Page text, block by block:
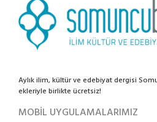
Aylık ilim, kültür ve edebiyat dergisi
ekleriyle birlikte ücretsiz!
MOBİL UYGULAMALARIMIZ